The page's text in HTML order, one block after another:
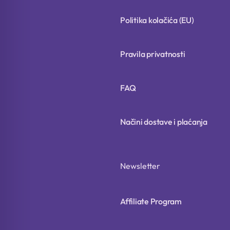
Politika kolačića (EU)
Pravila privatnosti
FAQ
Načini dostave i plaćanja
Newsletter
Affiliate Program